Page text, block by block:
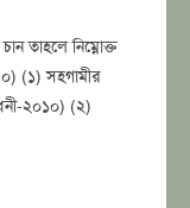
তাহলে নিম্নোক্ত
(১) সহগামীর
২০১০) (২)